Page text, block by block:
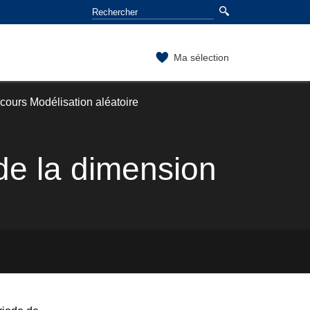
Ma sélection
Modélisation aléatoire
la dimension